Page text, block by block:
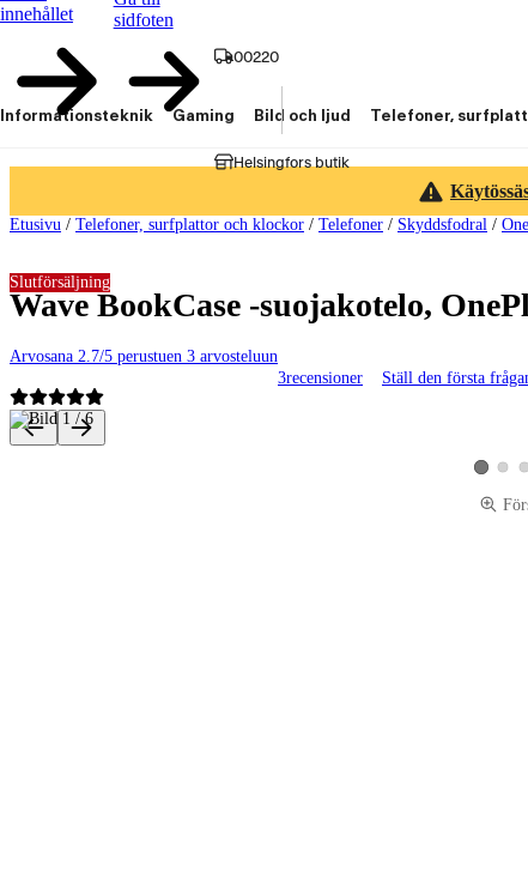
innehållet
sidfoten
00220
Helsingfors butik
Informationsteknik Gaming Bild och ljud Telefoner,
Etusivu / Telefoner, surfplattor och klockor / Telefoner / Skyddsfodral /
Wave BookCase -suojakotelo,
Arvosana 2.7/5 perustuen 3 arvosteluun
3recensioner Ställ den första
Slutförsäljning
Produktbilder och videor
VisaVisa